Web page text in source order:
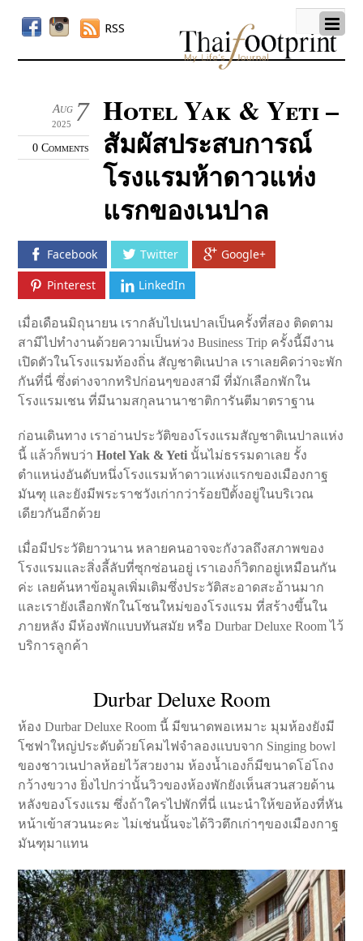
RSS
7
Aug
2025
0 Comments
Hotel Yak & Yeti –
สัมผัสประสบการณ์
โรงแรมห้าดาวแห่ง
แรกของเนปาล
Facebook Twitter Google+
Pinterest LinkedIn
เมื่อเดือนมิถุนายน เรากลับไปเนปาลเป็นครั้งที่สอง ติดตาม
สามีไปทำงานด้วยความเป็นห่วง Business Trip ครั้งนี้มีงาน
เปิดตัวในโรงแรมท้องถิ่น สัญชาติเนปาล เราเลยคิดว่าจะพัก
กันที่นี่ ซึ่งต่างจากทริปก่อนๆของสามี ที่มักเลือกพักใน
โรงแรมเชน ที่มีนามสกุลนานาชาติการันตีมาตราฐาน
ก่อนเดินทาง เราอ่านประวัติของโรงแรมสัญชาติเนปาลแห่ง
นี้ แล้วก็พบว่าHotel Yak & Yeti นั้นไม่ธรรมดาเลย รั้ง
ตำแหน่งอันดับหนึ่งโรงแรมห้าดาวแห่งแรกของเมืองกาฐ
มันฑุ และยังมีพระราชวังเก่ากว่าร้อยปีตั้งอยู่ในบริเวณ
เดียวกันอีกด้วย
เมื่อมีประวัติยาวนาน หลายคนอาจจะกังวลถึงสภาพของ
โรงแรมและสิ่งลี้ลับที่ซุกซ่อนอยู่ เราเองก็วิตกอยู่เหมือนกัน
ค่ะ เลยค้นหาข้อมูลเพิ่มเติมซึ่งประวัติสะอาดสะอ้านมาก
และเรายังเลือกพักในโซนใหม่ของโรงแรม ที่สร้างขึ้นใน
ภายหลัง มีห้องพักแบบทันสมัย หรือ Durbar Deluxe Room ไว้
บริการลูกค้า
Durbar Deluxe Room
ห้อง Durbar Deluxe Room นี้ มีขนาดพอเหมาะ มุมห้องยังมี
โซฟาใหญ่ประดับด้วยโคมไฟจำลองแบบจาก Singing bowl
ของชาวเนปาลห้อยไว้สวยงาม ห้องน้ำเองก็มีขนาดโอ่โถง
กว้างขวาง ยิ่งไปกว่านั้นวิวของห้องพักยังเห็นสวนสวยด้าน
หลังของโรงแรม ซึ่งถ้าใครไปพักที่นี่ แนะนำให้ขอห้องที่หัน
หน้าเข้าสวนนะคะ ไม่เช่นนั้นจะได้วิวตึกเก่าๆของเมืองกาฐ
มันฑุมาแทน